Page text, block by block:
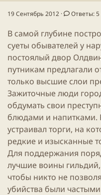
о
т
е
ы
19 Сентябрь 2012 Ответы: 5
В самой глубине
суеты обывателей у
постоялый двор
путникам предлагали
только высшие слои
Зажиточные люди
обдумать свои
блюдами и напитками.
устраивал торги, на
редкие и изысканные
Для поддержания
лучшие воины
чтобы никто не
убийства были частыми